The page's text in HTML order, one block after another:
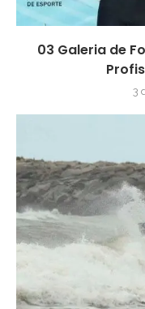
03 Galeria de
3